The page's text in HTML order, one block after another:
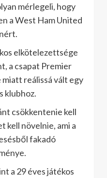
mérlegeli, hogy
a West Ham United
elkötelezettsége
a csapat Premier
reálissá vált egy
klubhoz.
csökkentenie kell
kell növelnie, ami a
fakadó
a 29 éves játékos